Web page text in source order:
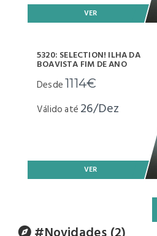
VER
5320: SELECTION! ILHA DA
BOAVISTA FIM DE ANO
Desde1114€
Válido até 26/Dez
VER